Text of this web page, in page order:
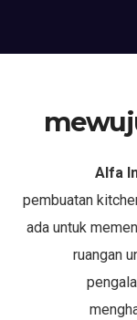
Alfa
pembuatan
ada untuk
ruangan